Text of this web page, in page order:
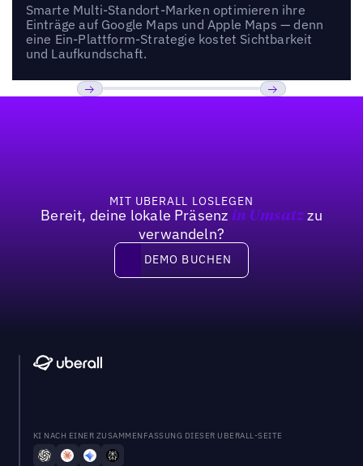
Smarte Multi-Standort-Marken optimieren ihre
Einträge auf Google Maps und Apple Maps — denn
eine Ein-Plattform-Strategie kostet Sichtbarkeit
und Laufkundschaft.
MIT UBERALL LOSLEGEN
Bereit, deine lokale Präsenz in Umsatzzu
verwandeln?
DEMO BUCHEN
DEMO BUCHEN
KI NACH EINER ZUSAMMENFASSUNG DIESER UBERALL-SEITE